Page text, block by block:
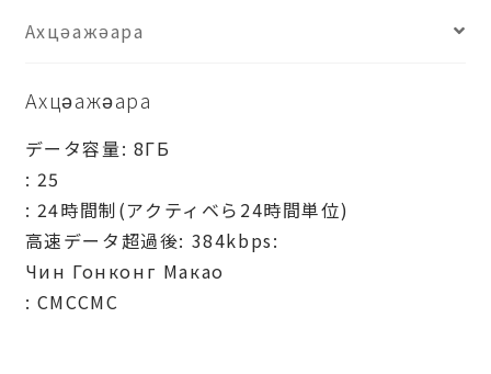
Ахцәажәара
Ахцәажәара
データ容量: 8ГБ
: 25
: 24時間制(アクティベら24時間単位)
高速データ超過後: 384kbps:
Чин Гонконг Макао
: СМССМС